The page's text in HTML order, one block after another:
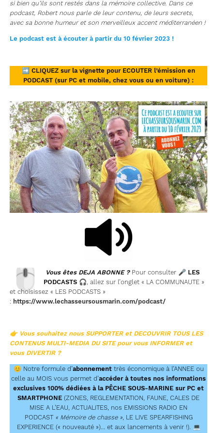
si bien qu’ils sont restés dans la mémoire collective. Dans ce
podcast, Robert nous parle de leur contenu, de leurs secrets,
avec sa bonne humeur et son merveilleux accent méditerranéen !
Le podcast est à écouter à partir du 10 février 2023 !
➡ CLIQUEZ sur la vignette pour ECOUTER l’émission en
PODCAST (sur PC et mobile, chez vous ou en voiture) :
🖱 Vous êtes DEJA ABONNE ? Pour consulter 🎤 LES
PODCASTS 🎧, allez sur l’onglet « LA COMMUNAUTE »
et choisissez « LES PODCASTS »
: https://www.lechasseursousmarin.com/podcast/
👉 Vous souhaitez nous SUPPORTER et DECOUVRIR TOUS LES
CONTENUS MULTI-MEDIA DU SITE pour vous INFORMER et
vous DIVERTIR ?
😊 Notre formule d’abonnementtrès économique à l’ANNEE ou
celle au MOIS vous permet d’accéder à toutes nos informations
exclusives 100% dédiées à la PÊCHE SOUS-MARINE sur PC et
SMARTPHONE (ZONES, REGLEMENTATION, FAUNE, CALES DE
MISE A L’EAU, ACTUALITES, nos EMISSIONS RADIO EN
PODCAST « Mémoire de chasse », LE LIVE SPEARFISHING
EXPERIENCE (« nouveauté »)… et aux lancements à venir !). 💻